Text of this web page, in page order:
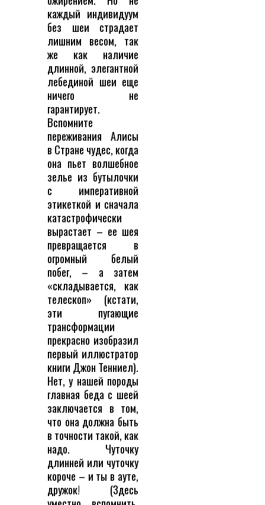
каждый индивидуум
без шеи страдает
лишним весом, так
же как наличие
длинной, элегантной
лебединой шеи еще
ничего не
гарантирует.
Вспомните
переживания Алисы
в Стране чудес, когда
она пьет волшебное
зелье из бутылочки
с императивной
этикеткой и сначала
катастрофически
вырастает – ее шея
превращается в
огромный белый
побег, – а затем
«складывается, как
телескоп» (кстати,
эти пугающие
трансформации
прекрасно изобразил
первый иллюстратор
книги Джон Тенниел).
Нет, у нашей породы
главная беда с шеей
заключается в том,
что она должна быть
в точности такой, как
надо. Чуточку
длинней или чуточку
короче – и ты в ауте,
дружок! (Здесь